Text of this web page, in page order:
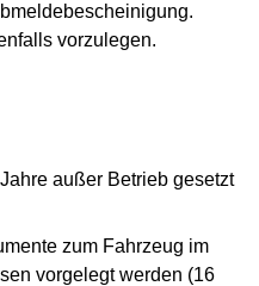
vorzulegen.
außer Betrieb gesetzt
zum Fahrzeug im
vorgelegt werden (16